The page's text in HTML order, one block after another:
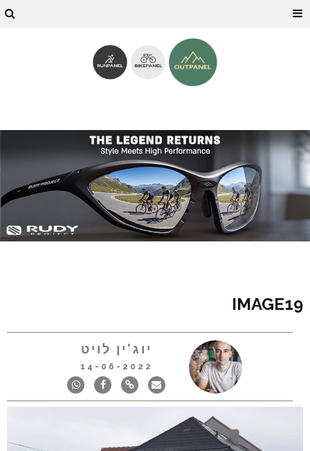
IMAGE19
יוג'ין לויט
14-06-2022